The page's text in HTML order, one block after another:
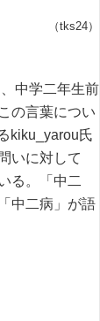
（tks24）
中学二年生前
の言葉につい
kiku_yarou氏
いに対して
る。「中二
中二病」が語